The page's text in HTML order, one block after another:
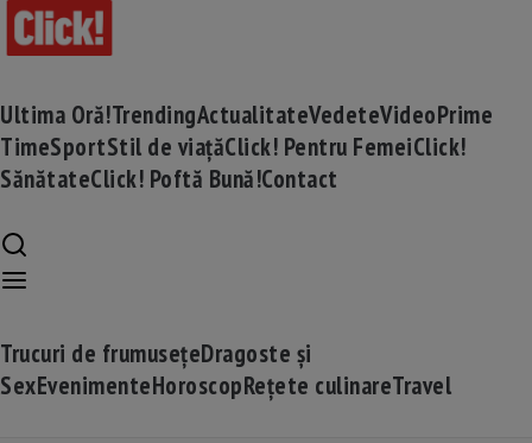
Ultima Oră!TrendingActualitateVedeteVideoPrime
TimeSportStil de viațăClick! Pentru FemeiClick!
SănătateClick! Poftă Bună!Contact
Trucuri de frumusețeDragoste și
SexEvenimenteHoroscopRețete culinareTravel